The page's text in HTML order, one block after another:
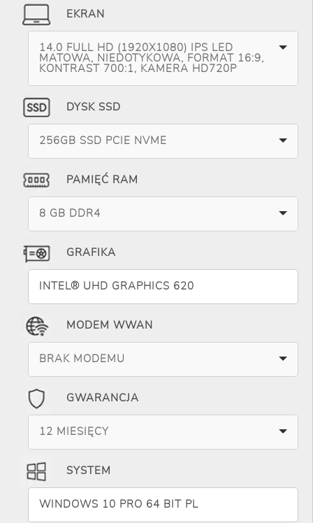
EKRAN
14.0 FULL HD (1920X1080) IPS LED
MATOWA, NIEDOTYKOWA, FORMAT 16:9,
KONTRAST 700:1, KAMERA HD720P
DYSK SSD
256GB SSD PCIE NVME
PAMIĘĆ RAM
8 GB DDR4
GRAFIKA
INTEL® UHD GRAPHICS 620
MODEM WWAN
BRAK MODEMU
GWARANCJA
12 MIESIĘCY
SYSTEM
WINDOWS 10 PRO 64 BIT PL